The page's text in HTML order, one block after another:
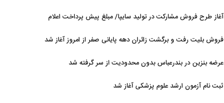
آغاز طرح فروش مشارکت در تولید سایپا/ مبلغ پیش پرداخت اعلام
فروش بلیت رفت و برگشت زائران دهه پایانی صفر از امروز آغاز شد
عرضه بنزین در بندرعباس بدون محدودیت از سر گرفته شد
ثبت نام آزمون ارشد علوم پزشکی آغاز شد